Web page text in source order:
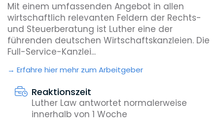
Mit einem umfassenden Angebot in allen
wirtschaftlich relevanten Feldern der Rechts-
und Steuerberatung ist Luther eine der
führenden deutschen Wirtschaftskanzleien. Die
Full-Service-Kanzlei...
Erfahre hier mehr zum Arbeitgeber
Reaktionszeit
Luther Law antwortet normalerweise
innerhalb von 1 Woche